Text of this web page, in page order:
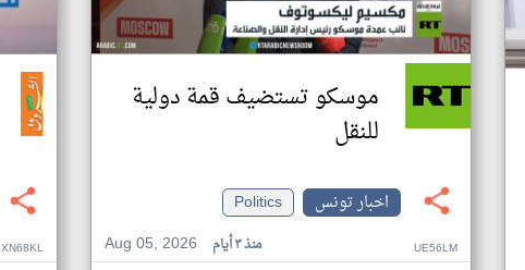
موسكو تستضيف قمة دولية
للنقل
اخبار تونس
Politics
Aug 05, 2026
منذ ٣ أيام UE56LM
XN68KL